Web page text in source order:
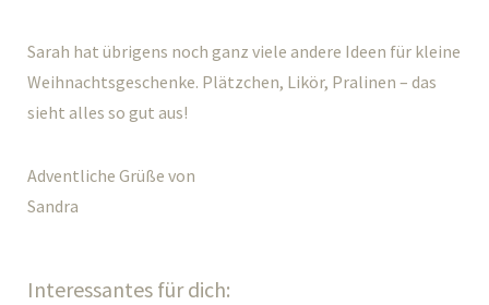
Sarah hat übrigens noch ganz viele andere Ideen für kleine
Weihnachtsgeschenke. Plätzchen, Likör, Pralinen – das
sieht alles so gut aus!
Adventliche Grüße von
Sandra
Interessantes für dich: